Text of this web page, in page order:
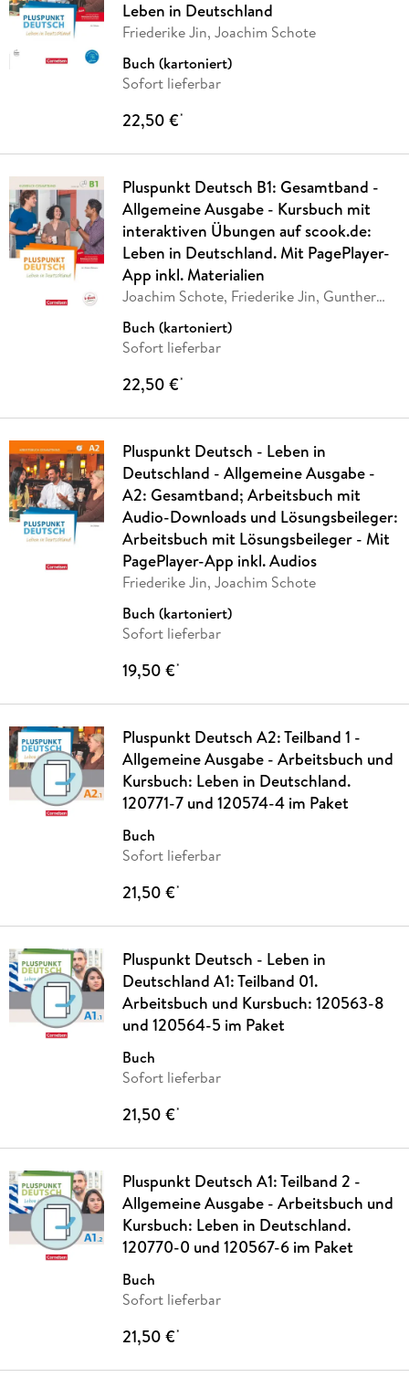
Leben in Deutschland
Friederike Jin, Joachim Schote
Buch (kartoniert)
Sofort lieferbar
22,50 €*
Pluspunkt Deutsch B1: Gesamtband -
Allgemeine Ausgabe - Kursbuch mit
interaktiven Übungen auf scook.de:
Leben in Deutschland. Mit PagePlayer-
App inkl. Materialien
Joachim Schote, Friederike Jin, Gunther
Buch (kartoniert)
Sofort lieferbar
22,50 €*
Pluspunkt Deutsch - Leben in
Deutschland - Allgemeine Ausgabe -
A2: Gesamtband; Arbeitsbuch mit
Audio-Downloads und Lösungsbeileger:
Arbeitsbuch mit Lösungsbeileger - Mit
PagePlayer-App inkl. Audios
Friederike Jin, Joachim Schote
Buch (kartoniert)
Sofort lieferbar
19,50 €*
Pluspunkt Deutsch A2: Teilband 1 -
Allgemeine Ausgabe - Arbeitsbuch und
Kursbuch: Leben in Deutschland.
120771-7 und 120574-4 im Paket
Buch
Sofort lieferbar
21,50 €*
Pluspunkt Deutsch - Leben in
Deutschland A1: Teilband 01.
Arbeitsbuch und Kursbuch: 120563-8
und 120564-5 im Paket
Buch
Sofort lieferbar
21,50 €*
Pluspunkt Deutsch A1: Teilband 2 -
Allgemeine Ausgabe - Arbeitsbuch und
Kursbuch: Leben in Deutschland.
120770-0 und 120567-6 im Paket
Buch
Sofort lieferbar
21,50 €*